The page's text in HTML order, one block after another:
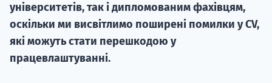
університетів, так і дипломованим фахівцям,
оскільки ми висвітлимо поширені помилки у CV,
які можуть стати перешкодою у
працевлаштуванні.